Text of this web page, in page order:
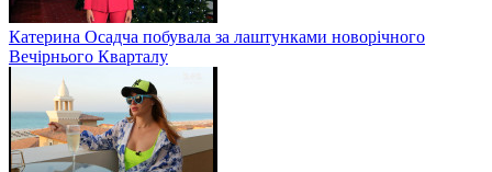
Катерина Осадча побувала за лаштунками новорічного
Вечірнього Кварталу